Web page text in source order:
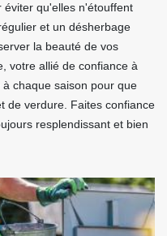
éviter qu'elles n'étouffent
et un désherbage
la beauté de vos
votre allié de confiance à
chaque saison pour que
de verdure. Faites confiance
resplendissant et bien